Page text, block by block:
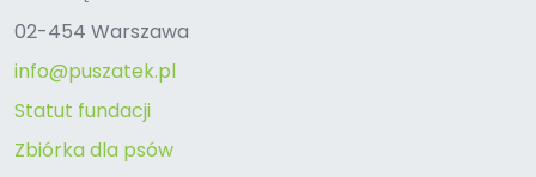
02-454 Warszawa
info@puszatek.pl
Statut fundacji
Zbiórka dla psów